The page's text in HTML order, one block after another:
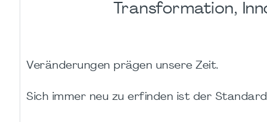
Transformation,
Veränderungen prägen unsere Zeit.
Sich immer neu zu erfinden ist der